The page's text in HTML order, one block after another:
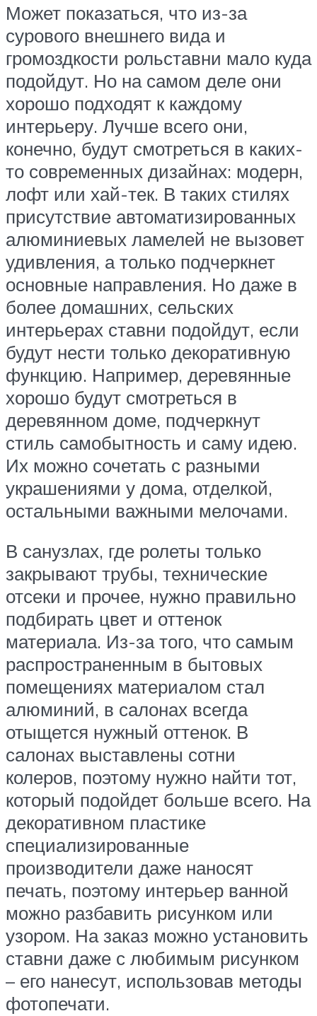
Может показаться, что из-за
сурового внешнего вида и
громоздкости рольставни мало куда
подойдут. Но на самом деле они
хорошо подходят к каждому
интерьеру. Лучше всего они,
конечно, будут смотреться в каких-
то современных дизайнах: модерн,
лофт или хай-тек. В таких стилях
присутствие автоматизированных
алюминиевых ламелей не вызовет
удивления, а только подчеркнет
основные направления. Но даже в
более домашних, сельских
интерьерах ставни подойдут, если
будут нести только декоративную
функцию. Например, деревянные
хорошо будут смотреться в
деревянном доме, подчеркнут
стиль самобытность и саму идею.
Их можно сочетать с разными
украшениями у дома, отделкой,
остальными важными мелочами.
В санузлах, где ролеты только
закрывают трубы, технические
отсеки и прочее, нужно правильно
подбирать цвет и оттенок
материала. Из-за того, что самым
распространенным в бытовых
помещениях материалом стал
алюминий, в салонах всегда
отыщется нужный оттенок. В
салонах выставлены сотни
колеров, поэтому нужно найти тот,
который подойдет больше всего. На
декоративном пластике
специализированные
производители даже наносят
печать, поэтому интерьер ванной
можно разбавить рисунком или
узором. На заказ можно установить
ставни даже с любимым рисунком
– его нанесут, использовав методы
фотопечати.